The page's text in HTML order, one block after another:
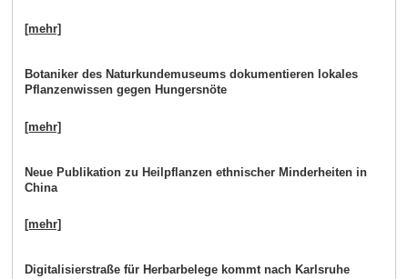
[mehr]
Botaniker des Naturkundemuseums dokumentieren lokales
Pflanzenwissen gegen Hungersnöte
[mehr]
Neue Publikation zu Heilpflanzen ethnischer Minderheiten in
China
[mehr]
Digitalisierstraße für Herbarbelege kommt nach Karlsruhe